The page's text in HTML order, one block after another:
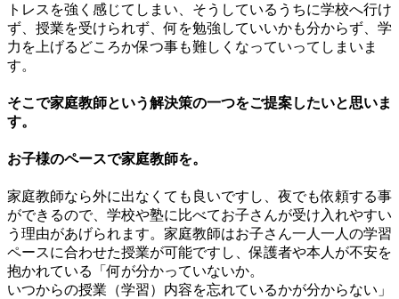
トレスを強く感じてしまい、そうしているうちに学校へ行け
ず、授業を受けられず、何を勉強していいかも分からず、学
力を上げるどころか保つ事も難しくなっていってしまいま
す。
そこで家庭教師という解決策の一つをご提案したいと思いま
す。
お子様のペースで家庭教師を。
家庭教師なら外に出なくても良いですし、夜でも依頼する事
ができるので、学校や塾に比べてお子さんが受け入れやすい
う理由があげられます。家庭教師はお子さん一人一人の学習
ペースに合わせた授業が可能ですし、保護者や本人が不安を
抱かれている「何が分かっていないか。
いつからの授業（学習）内容を忘れているかが分からない」